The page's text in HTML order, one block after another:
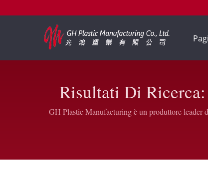
Risultati Di
GH Plastic Manufacturing è un produttore leader
ovali